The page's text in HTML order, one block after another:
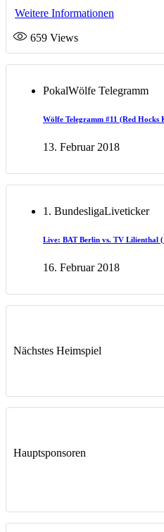
Weitere Informationen
659 Views
PokalWölfe Telegramm
Wölfe Telegramm #11 (Red
13. Februar 2018
1. BundesligaLiveticker
Live: BAT Berlin vs. TV Lilienthal
16. Februar 2018
Nächstes Heimspiel
Hauptsponsoren